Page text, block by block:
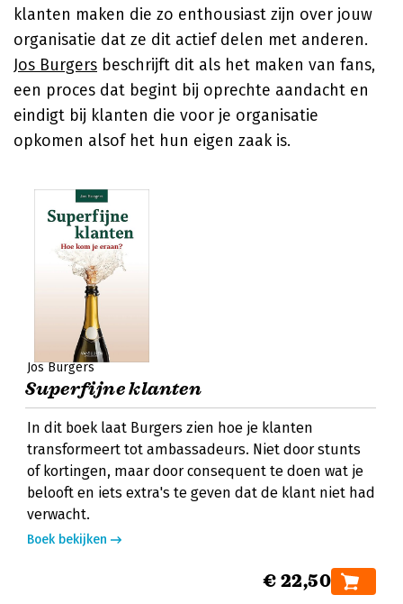
klanten maken die zo enthousiast zijn over jouw
organisatie dat ze dit actief delen met anderen.
Jos Burgers beschrijft dit als het maken van fans,
een proces dat begint bij oprechte aandacht en
eindigt bij klanten die voor je organisatie
opkomen alsof het hun eigen zaak is.
Jos Burgers
Superfijne klanten
In dit boek laat Burgers zien hoe je klanten
transformeert tot ambassadeurs. Niet door stunts
of kortingen, maar door consequent te doen wat je
belooft en iets extra's te geven dat de klant niet had
verwacht.
Boek bekijken
€ 22,50